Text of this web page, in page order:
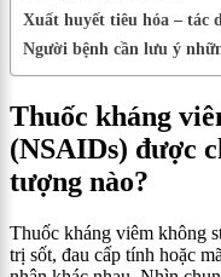
Xuất huyết tiêu hóa – tác
Người bệnh cần lưu ý
Thuốc kháng
(NSAIDs) được
tượng nào?
Thuốc kháng viêm không
trị sốt, đau cấp tính hoặc